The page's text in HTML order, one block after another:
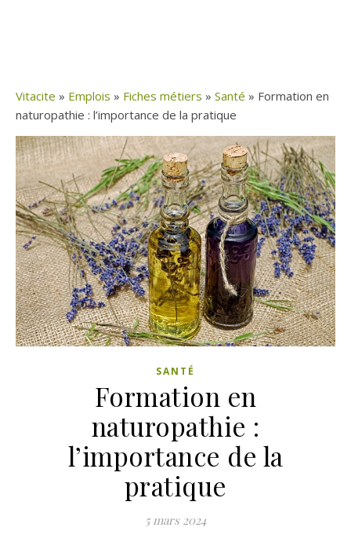
Vitacite » Emplois » Fiches métiers » Santé » Formation en
naturopathie : l’importance de la pratique
SANTÉ
Formation en
naturopathie :
l’importance de la
pratique
5 mars 2024